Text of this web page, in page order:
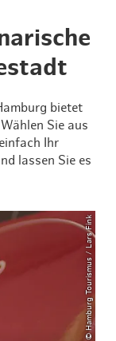
bietet
Sie aus
Ihr
lassen Sie es
© Hamburg Tourismus / Lars Fink